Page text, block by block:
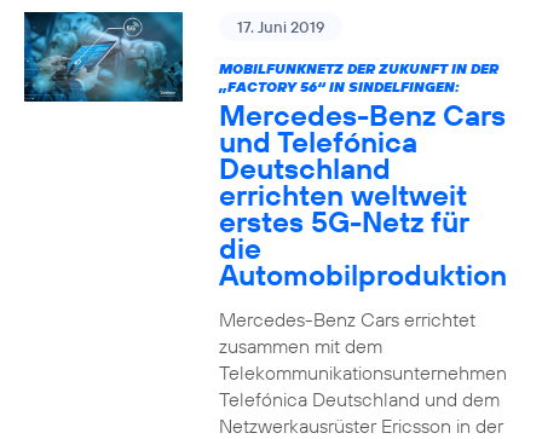
17. Juni 2019
MOBILFUNKNETZ DER ZUKUNFT IN DER
„FACTORY 56“ IN SINDELFINGEN:
Mercedes-Benz Cars
und Telefónica
Deutschland
errichten weltweit
erstes 5G-Netz für
die
Automobilproduktion
Mercedes-Benz Cars errichtet
zusammen mit dem
Telekommunikationsunternehmen
Telefónica Deutschland und dem
Netzwerkausrüster Ericsson in der